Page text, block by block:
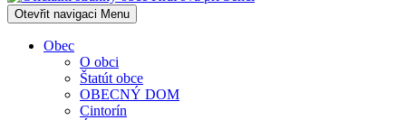
Otevřit navigaci Menu
Obec
O obci
Štatút obce
OBECNÝ DOM
Cintorín